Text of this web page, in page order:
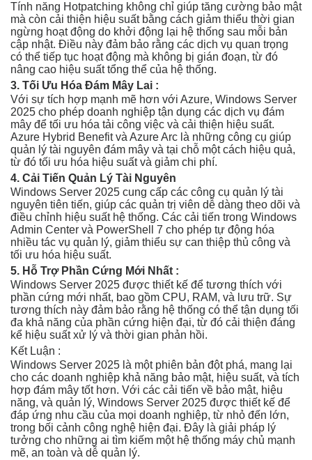
Tính năng Hotpatching không chỉ giúp tăng cường bảo mật
mà còn cải thiện hiệu suất bằng cách giảm thiểu thời gian
ngừng hoạt động do khởi động lại hệ thống sau mỗi bản
cập nhật. Điều này đảm bảo rằng các dịch vụ quan trọng
có thể tiếp tục hoạt động mà không bị gián đoạn, từ đó
nâng cao hiệu suất tổng thể của hệ thống.
3. Tối Ưu Hóa Đám Mây Lai :
Với sự tích hợp mạnh mẽ hơn với Azure, Windows Server
2025 cho phép doanh nghiệp tận dụng các dịch vụ đám
mây để tối ưu hóa tải công việc và cải thiện hiệu suất.
Azure Hybrid Benefit và Azure Arc là những công cụ giúp
quản lý tài nguyên đám mây và tại chỗ một cách hiệu quả,
từ đó tối ưu hóa hiệu suất và giảm chi phí.
4. Cải Tiến Quản Lý Tài Nguyên
Windows Server 2025 cung cấp các công cụ quản lý tài
nguyên tiên tiến, giúp các quản trị viên dễ dàng theo dõi và
điều chỉnh hiệu suất hệ thống. Các cải tiến trong Windows
Admin Center và PowerShell 7 cho phép tự động hóa
nhiều tác vụ quản lý, giảm thiểu sự can thiệp thủ công và
tối ưu hóa hiệu suất.
5. Hỗ Trợ Phần Cứng Mới Nhất :
Windows Server 2025 được thiết kế để tương thích với
phần cứng mới nhất, bao gồm CPU, RAM, và lưu trữ. Sự
tương thích này đảm bảo rằng hệ thống có thể tận dụng tối
đa khả năng của phần cứng hiện đại, từ đó cải thiện đáng
kể hiệu suất xử lý và thời gian phản hồi.
Kết Luận :
Windows Server 2025 là một phiên bản đột phá, mang lại
cho các doanh nghiệp khả năng bảo mật, hiệu suất, và tích
hợp đám mây tốt hơn. Với các cải tiến về bảo mật, hiệu
năng, và quản lý, Windows Server 2025 được thiết kế để
đáp ứng nhu cầu của mọi doanh nghiệp, từ nhỏ đến lớn,
trong bối cảnh công nghệ hiện đại. Đây là giải pháp lý
tưởng cho những ai tìm kiếm một hệ thống máy chủ mạnh
mẽ, an toàn và dễ quản lý.